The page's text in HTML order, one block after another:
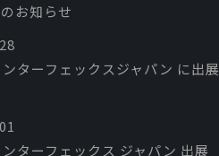
お知らせ
ターフェックスジャパン に出展
ターフェックス ジャパン 出展